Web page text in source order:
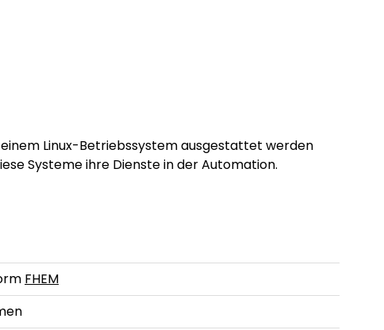
Linux-Betriebssystem ausgestattet werden
Systeme ihre Dienste in der Automation.
FHEM